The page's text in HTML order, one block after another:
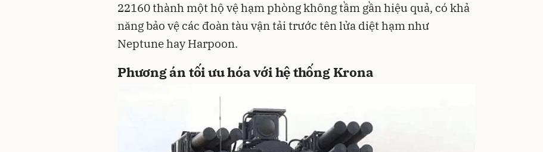
22160 thành một hộ vệ hạm phòng không tầm gần hiệu quả, có khả
năng bảo vệ các đoàn tàu vận tải trước tên lửa diệt hạm như
Neptune hay Harpoon.
Phương án tối ưu hóa với hệ thống Krona